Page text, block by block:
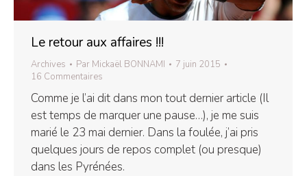
Le retour aux affaires !!!
Archives Par Mickaël BONNAMI
7 juin 2015
16 Commentaires
Comme je l’ai dit dans mon tout dernier article (Il
est temps de marquer une pause…), je me suis
marié le 23 mai dernier. Dans la foulée, j’ai pris
quelques jours de repos complet (ou presque)
dans les Pyrénées.